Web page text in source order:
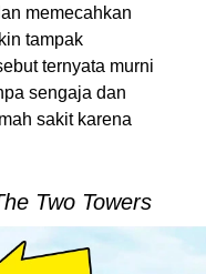
memecahkan
tampak
ternyata murni
sengaja dan
sakit karena
Two Towers